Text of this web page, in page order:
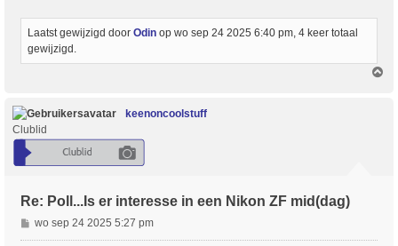
Laatst gewijzigd door Odin op wo sep 24 2025 6:40 pm, 4 keer totaal
gewijzigd.
keenoncoolstuff
Clublid
Re: Poll...Is er interesse in een Nikon ZF mid(dag)
B
e
wo sep 24 2025 5:27 pm